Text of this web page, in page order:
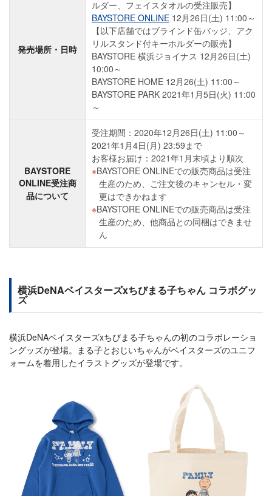
発売場所・日時
ルダー、フェイスタオルの受注販売】
BAYSTORE ONLINE 12月26日(土) 11:00～
【以下店舗ではブラインド缶バッジ、アク
リルスタンド付キーホルダーの販売】
BAYSTORE 横浜ジョイナス 12月26日(土)
10:00～
BAYSTORE HOME 12月26(土) 11:00～
BAYSTORE PARK 2021年1月5日(火) 11:00
～
BAYSTORE
ONLINE受注商
品について
受注期間：2020年12月26日(土) 11:00～
2021年1月4日(月) 23:59まで
お客様お届け：2021年1月末頃より順次
BAYSTORE ONLINEでの販売商品は受注
生産のため、ご注文後のキャンセル・変
更はできかねます
BAYSTORE ONLINEでの販売商品は受注
生産のため、他商品との同梱はできませ
ん
横浜DeNAベイスターズxちびまる子ちゃん コラボグッ
ズ
横浜DeNAベイスターズxちびまる子ちゃんの初のコラボレーショ
ングッズが登場。まる子とおじいちゃんがベイスターズのユニフ
ォームを着用したイラストグッズが登場です。